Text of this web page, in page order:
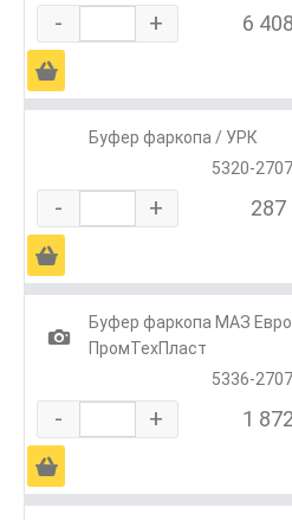
- + 6
Ä
Буфер фаркопа / УРК
5320-
- + 287
Ä
1
Буфер фаркопа МАЗ
ПромТехПласт
5336-
- + 1
Ä